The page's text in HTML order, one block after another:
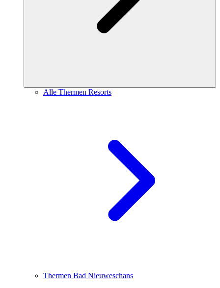
Alle Thermen Resorts
Thermen Bad Nieuweschans